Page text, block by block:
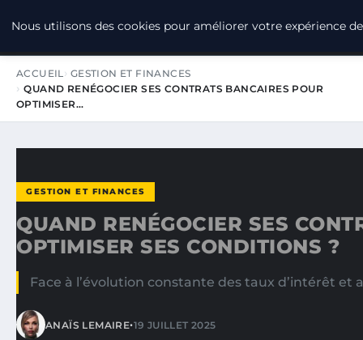
LPO CONSULTING
ACCUEIL GESTION ET FINANCES
QUAND RENÉGOCIER SES CONTRATS BANCAIRES POUR
OPTIMISER…
GESTION ET FINANCES
QUAND RENÉGOCIER SES
OPTIMISER SES CONDITIONS ?
Face à l’évolution constante des taux d’intérêt
ANAÏS LEMAIRE•19 JUILLET 2025
Nous utilisons des cookies pour améliorer votre expérience